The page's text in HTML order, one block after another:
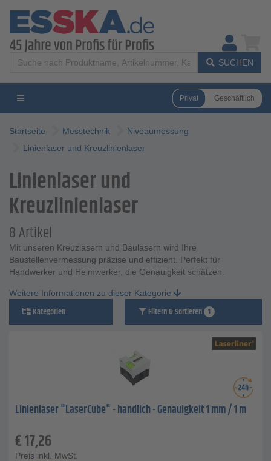
SUCHEN
Privat Geschäftlich
Startseite Messtechnik
Niveaumessung
Linienlaser und Kreuzlinienlaser
Linienlaser und
Kreuzlinienlaser
8 Artikel
Mit unseren Kreuzlasern und Baulasern wird Ihre
Baustellenvermessung präzise und effizient. Perfekt für
Handwerker und Heimwerker, die Genauigkeit schätzen.
Weitere Informationen zu dieser Kategorie
Kategorien Filtern & Sortieren 1
Linienlaser "LaserCube" - handlich - Genauigkeit 1 mm / 1 m
€17,26
Preis inkl. MwSt.